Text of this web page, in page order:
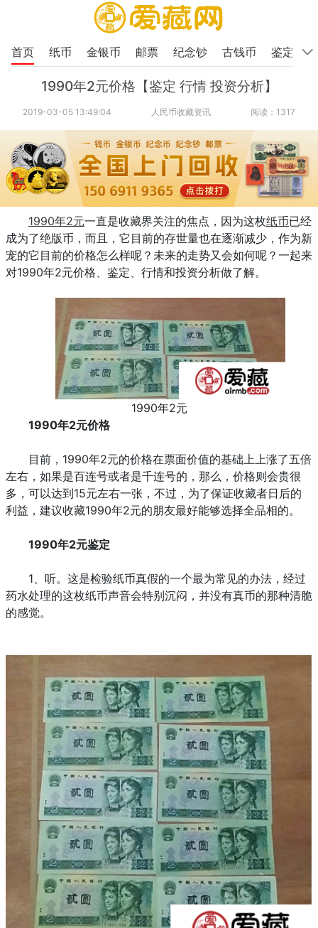
首页 纸币 金银币 邮票 纪念钞 古钱币 鉴定
1990年2元价格【鉴定 行情 投资分析】
2019-03-05 13:49:04 人民币收藏资讯 阅读：1317
1990年2元一直是收藏界关注的焦点，因为这枚纸币已经
成为了绝版币，而且，它目前的存世量也在逐渐减少，作为新
宠的它目前的价格怎么样呢？未来的走势又会如何呢？一起来
对1990年2元价格、鉴定、行情和投资分析做了解。
1990年2元
1990年2元价格
目前，1990年2元的价格在票面价值的基础上上涨了五倍
左右，如果是百连号或者是千连号的，那么，价格则会贵很
多，可以达到15元左右一张，不过，为了保证收藏者日后的
利益，建议收藏1990年2元的朋友最好能够选择全品相的。
1990年2元鉴定
1、听。这是检验纸币真假的一个最为常见的办法，经过
药水处理的这枚纸币声音会特别沉闷，并没有真币的那种清脆
的感觉。